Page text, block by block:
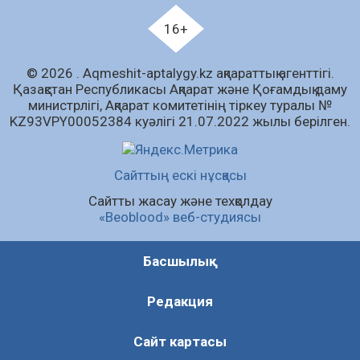
Қызылордада «Саналы ұрпақ – жарқын
болашақ» атты кеңейтілген мәжіліс өтті
Open Air: Қызылорда облысы полиция
департаменті 20 мыңнан астам көрерменнің
қауіпсіздігін қамтамасыз етті
Барлық жаңалық
16+
© 2026 . Аqmeshit-aptalygy.kz ақпараттық агенттігі.
Қазақстан Республикасы Ақпарат және Қоғамдық даму
министрлігі, Ақпарат комитетінің тіркеу туралы №
KZ93VPY00052384 куәлігі 21.07.2022 жылы берілген.
Сайттың ескі нұсқасы
Сайтты жасау және техқолдау
«Beoblood» веб-студиясы
Басшылық
Редакция
Сайт картасы